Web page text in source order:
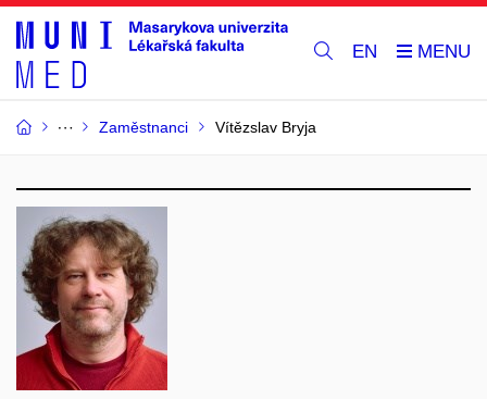
EN
Zaměstnanci Vítězslav Bryja